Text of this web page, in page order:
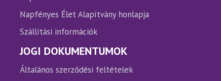
Napfényes Élet Alapítvány honlapja
Szállítási információk
JOGI DOKUMENTUMOK
Általános szerződési feltételek